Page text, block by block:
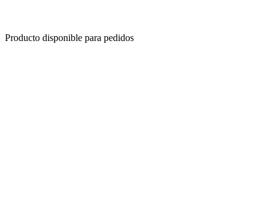
Producto disponible para pedidos